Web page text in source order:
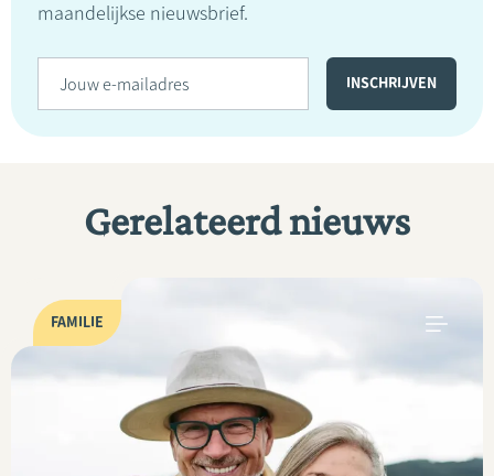
maandelijkse nieuwsbrief.
Gerelateerd nieuws
FAMILIE